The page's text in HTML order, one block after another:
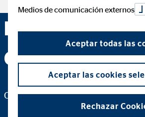
María Cabrera
Cañizares —
Consultora hipotecaria para OVB
Medios de comunicación externos
Aceptar todas las
Aceptar las cookies
Rechazar